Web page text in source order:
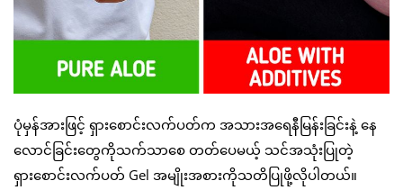
ပုံမှန်အားဖြင့် ရှားစောင်းလက်ပတ်က အသားအရေနီမြန်းခြင်းနဲ့ နေ
လောင်ခြင်းတွေကိုသက်သာစေ တတ်ပေမယ့် သင်အသုံးပြုတဲ့
ရှားစောင်းလက်ပတ် Gel အမျိုးအစားကိုသတိပြုဖို့လိုပါတယ်။